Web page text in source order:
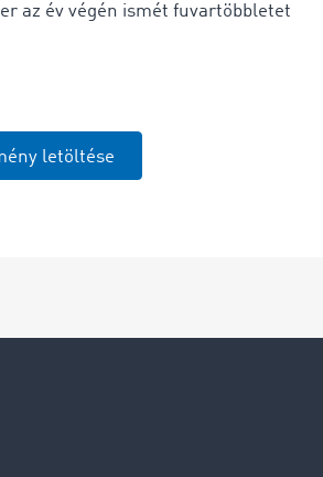
az év végén ismét fuvartöbbletet
letöltése